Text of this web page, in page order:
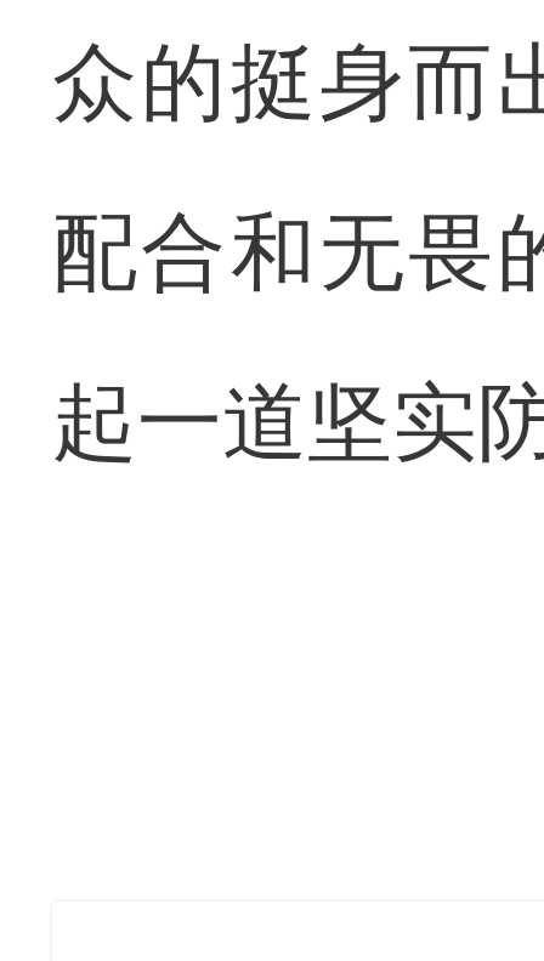
众的挺身而
配合和无畏
起一道坚实